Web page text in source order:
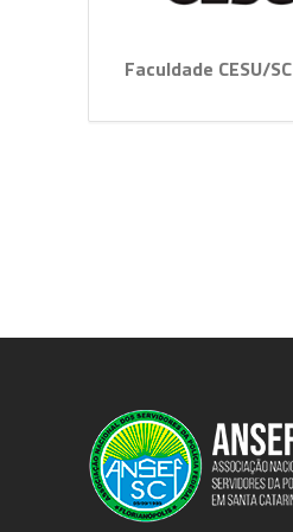
Faculdade CESU/SC